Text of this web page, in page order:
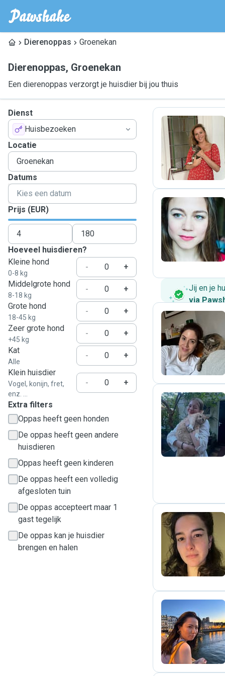
Dierenoppas Groenekan
Dierenoppas, Groenekan
Een dierenoppas verzorgt je huisdier bij jou thuis
Dienst
Huisbezoeken
Locatie
Datums
Prijs (EUR)
Hoeveel huisdieren?
Kleine hond
0-8 kg
-
+
Middelgrote hond
8-18 kg
-
+
Grote hond
18-45 kg
-
+
Zeer grote hond
+45 kg
-
+
Kat
Alle
-
+
Klein huisdier
Vogel, konijn, fret,
enz. ...
- +
Extra filters
Oppas heeft geen honden
De oppas heeft geen andere
huisdieren
Oppas heeft geen kinderen
De oppas heeft een volledig
afgesloten tuin
De oppas accepteert maar 1
gast tegelijk
De oppas kan je huisdier
brengen en halen
M
N
Jij en je
via
E
A
I
Y